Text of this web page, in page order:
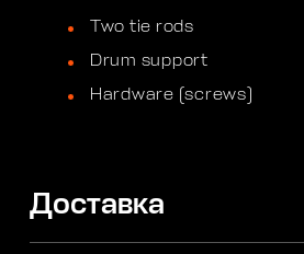
Two tie rods
Drum support
Hardware (screws)
Доставка